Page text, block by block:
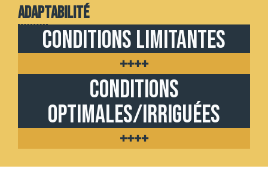
Adaptabilité
Conditions limitantes
++++
Conditions
optimales/irriguées
++++